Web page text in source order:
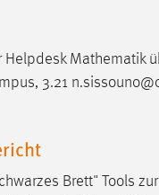
Mathematik
3.21
Brett" Tools